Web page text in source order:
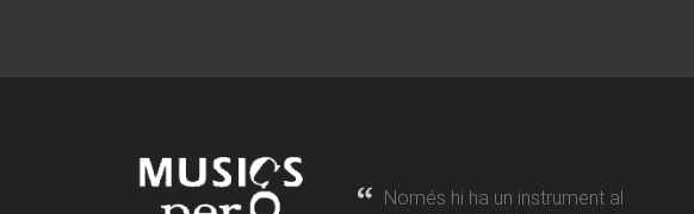
Només hi ha un instrument al